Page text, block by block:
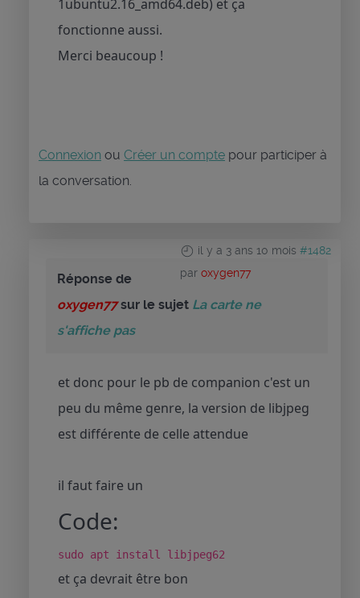
1ubuntu2.16_amd64.deb) et ça
fonctionne aussi.
Merci beaucoup !
Connexion ou Créer un compte pour participer à
la conversation.
il y a 3 ans 10 mois #1482
par oxygen77
Réponse de
oxygen77sur le sujet La carte ne
s'affiche pas
et donc pour le pb de companion c'est un
peu du même genre, la version de libjpeg
est différente de celle attendue
il faut faire un
Code:
sudo apt install libjpeg62
et ça devrait être bon